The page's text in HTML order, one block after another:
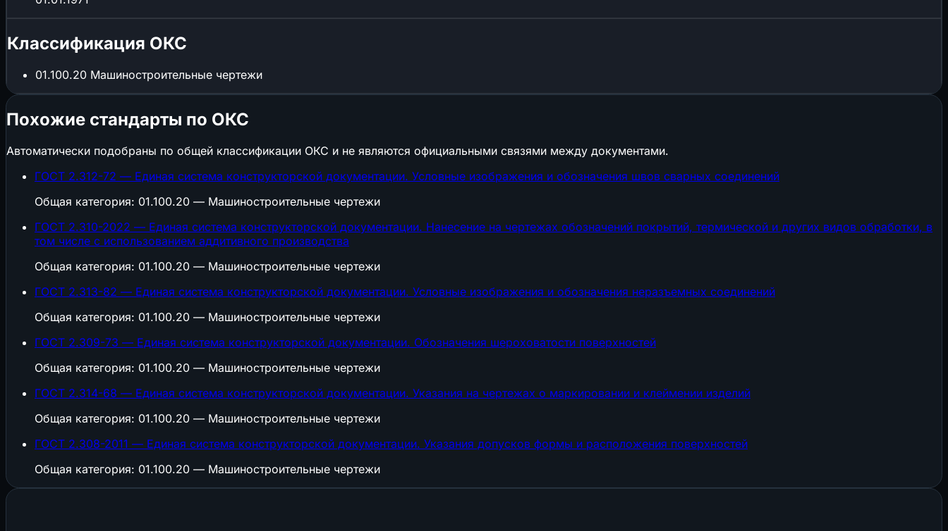
Классификация ОКС
01.100.20 Машиностроительные чертежи
Похожие стандарты по ОКС
Автоматически подобраны по общей классификации ОКС и не являются официальными связями между документами.
ГОСТ 2.312-72 — Единая система конструкторской документации. Условные изображения и обозначения швов сварных соединений
Общая категория: 01.100.20 — Машиностроительные чертежи
ГОСТ 2.310-2022 — Единая система конструкторской документации. Нанесение на чертежах обозначений покрытий, термической и других видов обработки, в
том числе с использованием аддитивного производства
Общая категория: 01.100.20 — Машиностроительные чертежи
ГОСТ 2.313-82 — Единая система конструкторской документации. Условные изображения и обозначения неразъемных соединений
Общая категория: 01.100.20 — Машиностроительные чертежи
ГОСТ 2.309-73 — Единая система конструкторской документации. Обозначения шероховатости поверхностей
Общая категория: 01.100.20 — Машиностроительные чертежи
ГОСТ 2.314-68 — Единая система конструкторской документации. Указания на чертежах о маркировании и клеймении изделий
Общая категория: 01.100.20 — Машиностроительные чертежи
ГОСТ 2.308-2011 — Единая система конструкторской документации. Указания допусков формы и расположения поверхностей
Общая категория: 01.100.20 — Машиностроительные чертежи